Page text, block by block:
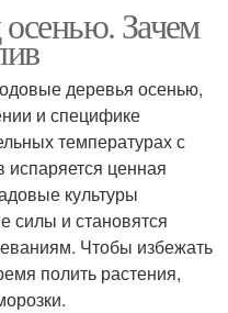
Полив для деревьев
осенью. Зачем
деревья осенью,
и специфике
температурах с
испаряется ценная
культуры
силы и становятся
Чтобы избежать
полить растения,